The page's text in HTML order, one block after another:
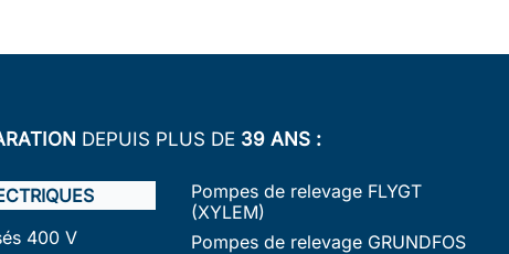
DEPUIS PLUS DE 39 ANS :
400 V
Pompes de relevage FLYGT
(XYLEM)
Pompes de relevage GRUNDFOS